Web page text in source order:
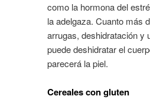
como la hormona del
la adelgaza. Cuanto más
arrugas, deshidratación y
puede deshidratar el
parecerá la piel.
Cereales con gluten